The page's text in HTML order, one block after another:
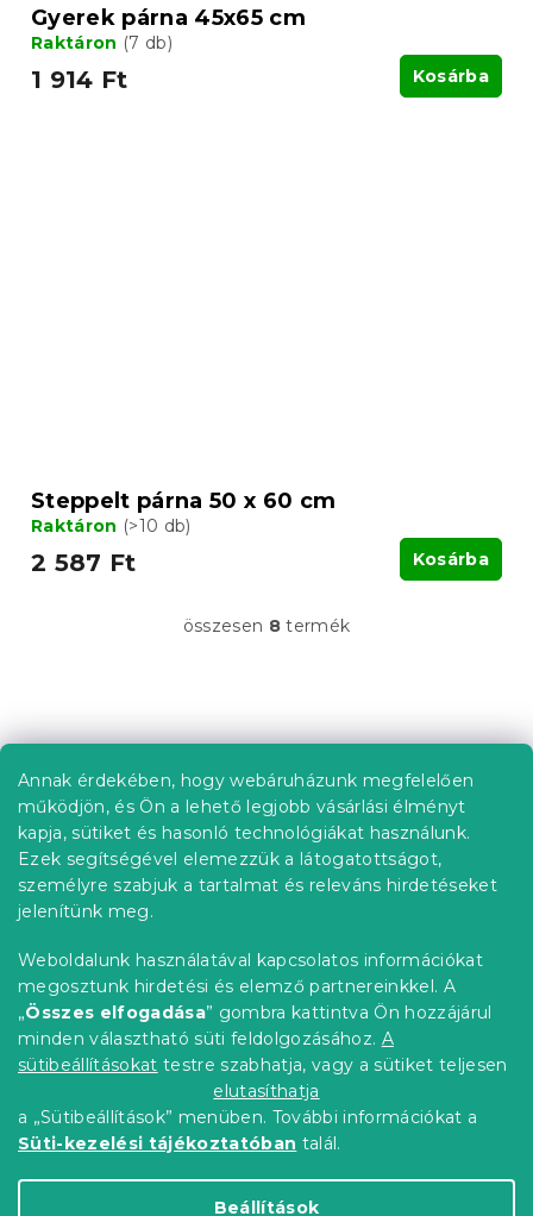
Annak érdekében, hogy webáruházunk megfelelően
működjön, és Ön a lehető legjobb vásárlási élményt
kapja, sütiket és hasonló technológiákat használunk.
Ezek segítségével elemezzük a látogatottságot,
személyre szabjuk a tartalmat és releváns hirdetéseket
jelenítünk meg.
Weboldalunk használatával kapcsolatos információkat
megosztunk hirdetési és elemző partnereinkkel. A
„Összes elfogadása” gombra kattintva Ön hozzájárul
minden választható süti feldolgozásához. A
sütibeállításokat testre szabhatja, vagy a sütiket teljesen
elutasíthatja
a „Sütibeállítások” menüben. További információkat a
Süti-kezelési tájékoztatóban talál.
Beállítások
Gyerek párna 45x65 cm
Raktáron (7 db)
1 914 Ft Kosárba
Steppelt párna 50 x 60 cm
Raktáron (>10 db)
2 587 Ft Kosárba
L
a
i
r
á
n
y
í
t
e
l
e
m
e
i
összesen 8 termék
á
Információ az Ön számára
Rendelés követése
Szállítási lehetőségek
Fizetési lehetőségek
Reklamáció és áruvisszaküldés
Elérhetőség
Általános szerződési feltételek
Adatvédelmi nyilatkozat
Blog
Partnereinknek
Shoptet Premium készítette